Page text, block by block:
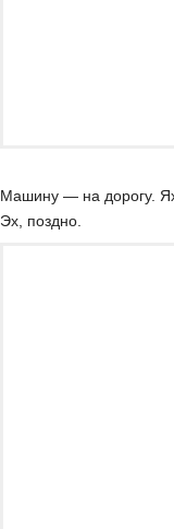
Машину — на дорогу.
Эх, поздно.